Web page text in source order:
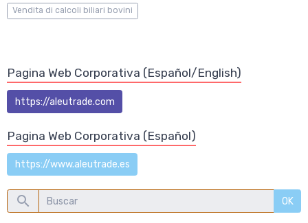
Vendita di calcoli biliari bovini
Pagina Web Corporativa (Español/English)
https://aleutrade.com
Pagina Web Corporativa (Español)
https://www.aleutrade.es
OK